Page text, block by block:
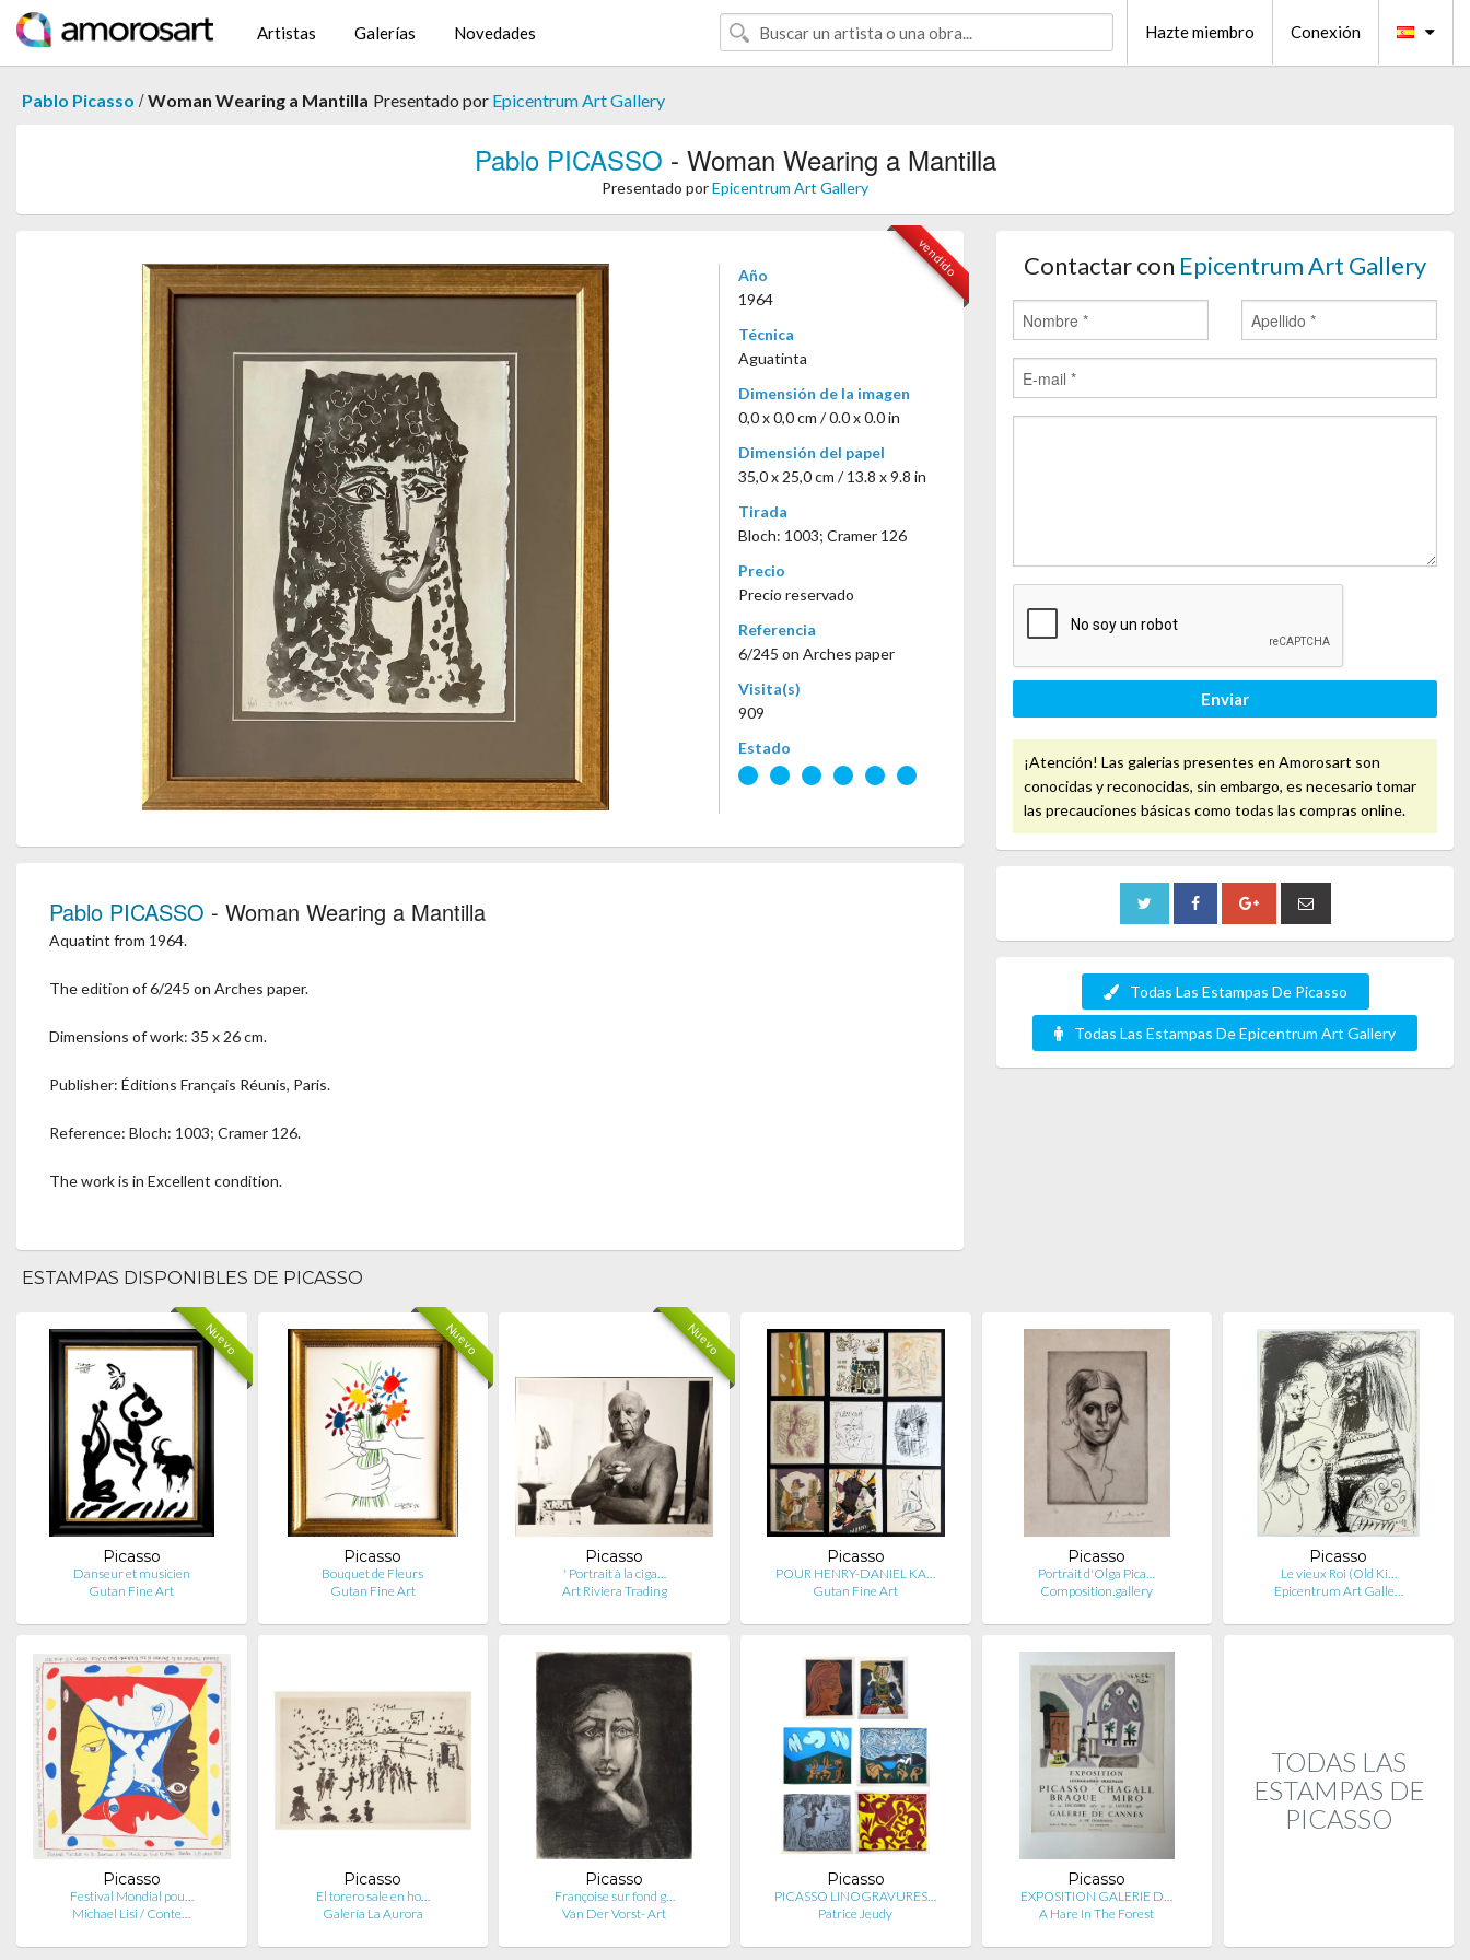
Artistas Galerías Novedades Hazte miembro Conexión
Pablo Picasso /Woman Wearing a Mantilla Presentado por Epicentrum Art Gallery
Pablo PICASSO - Woman Wearing a Mantilla
Presentado porEpicentrum Art Gallery
vendido
Año
1964
Técnica
Aguatinta
Dimensión de la imagen
0,0 x 0,0 cm / 0.0 x 0.0 in
Dimensión del papel
35,0 x 25,0 cm / 13.8 x 9.8 in
Tirada
Bloch: 1003; Cramer 126
Precio
Precio reservado
Referencia
6/245 on Arches paper
Visita(s)
909
Estado
Pablo PICASSO - Woman Wearing a Mantilla
Aquatint from 1964.
The edition of 6/245 on Arches paper.
Dimensions of work: 35 x 26 cm.
Publisher: Éditions Français Réunis, Paris.
Reference: Bloch: 1003; Cramer 126.
The work is in Excellent condition.
Contactar con Epicentrum Art Gallery
Enviar
¡Atención! Las galerias presentes en Amorosart son
conocidas y reconocidas, sin embargo, es necesario tomar
las precauciones básicas como todas las compras online.
Todas Las Estampas De Picasso
Todas Las Estampas De Epicentrum Art Gallery
ESTAMPAS DISPONIBLES DE PICASSO
Nuevo
Picasso
Danseur et musicien
Gutan Fine Art
Nuevo
Picasso
Bouquet de Fleurs
Gutan Fine Art
Nuevo
Picasso
' Portrait à la ciga…
Art Riviera Trading
Picasso
POUR HENRY-DANIEL KA…
Gutan Fine Art
Picasso
Portrait d'Olga Pica…
Composition.gallery
Picasso
Le vieux Roi (Old Ki…
Epicentrum Art Galle…
Picasso
Festival Mondial pou…
Michael Lisi / Conte…
Picasso
El torero sale en ho…
Galería La Aurora
Picasso
Françoise sur fond g…
Van Der Vorst- Art
Picasso
PICASSO LINOGRAVURES…
Patrice Jeudy
Picasso
EXPOSITION GALERIE D…
A Hare In The Forest
TODAS LAS
ESTAMPAS DE
PICASSO